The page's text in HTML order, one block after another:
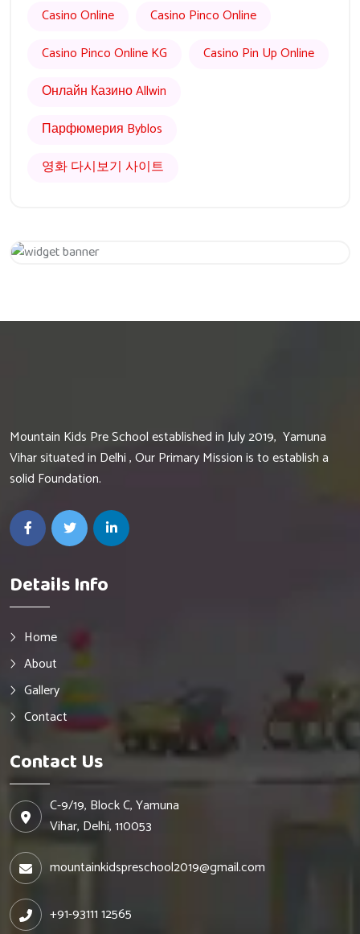
Casino Online
Casino Pinco Online
Casino Pinco Online KG
Casino Pin Up Online
Онлайн Казино Allwin
Парфюмерия Byblos
영화 다시보기 사이트
Mountain Kids Pre School established in July 2019, Yamuna
Vihar situated in Delhi , Our Primary Mission is to establish a
solid Foundation.
Details Info
Home
About
Gallery
Contact
Contact Us
C-9/19, Block C, Yamuna
Vihar, Delhi, 110053
mountainkidspreschool2019@gmail.com
+91-93111 12565